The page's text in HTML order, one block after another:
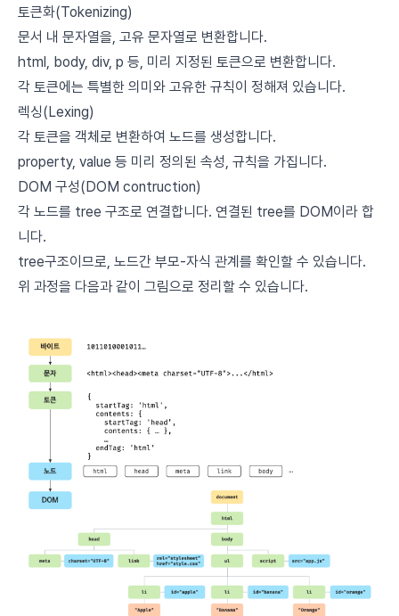
토큰화(Tokenizing)
문서 내 문자열을, 고유 문자열로 변환합니다.
html, body, div, p 등, 미리 지정된 토큰으로 변환합니다.
각 토큰에는 특별한 의미와 고유한 규칙이 정해져 있습니다.
렉싱(Lexing)
각 토큰을 객체로 변환하여 노드를 생성합니다.
property, value 등 미리 정의된 속성, 규칙을 가집니다.
DOM 구성(DOM contruction)
각 노드를 tree 구조로 연결합니다. 연결된 tree를 DOM이라 합
니다.
tree구조이므로, 노드간 부모-자식 관계를 확인할 수 있습니다.
위 과정을 다음과 같이 그림으로 정리할 수 있습니다.